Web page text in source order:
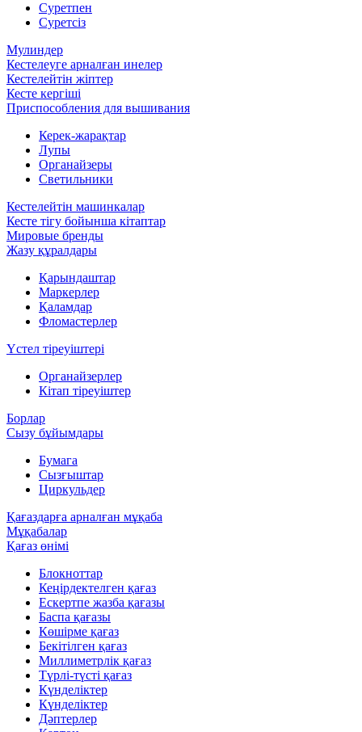
Суретпен
Суретсіз
Мулиндер
Кестелеуге арналған инелер
Кестелейтін жіптер
Кесте кергіші
Приспособления для вышивания
Керек-жарақтар
Лупы
Органайзеры
Светильники
Кестелейтін машинкалар
Кесте тігу бойынша кітаптар
Мировые бренды
Жазу құралдары
Қарындаштар
Маркерлер
Қаламдар
Фломастерлер
Үстел тіреуіштері
Органайзерлер
Кітап тіреуіштер
Борлар
Сызу бұйымдары
Бумага
Сызғыштар
Циркульдер
Қағаздарға арналған мұқаба
Мұқабалар
Қағаз өнімі
Блокноттар
Кеңірдектелген қағаз
Ескертпе жазба қағазы
Баспа қағазы
Көшірме қағаз
Бекітілген қағаз
Миллиметрлік қағаз
Түрлі-түсті қағаз
Күнделіктер
Күнделіктер
Дәптерлер